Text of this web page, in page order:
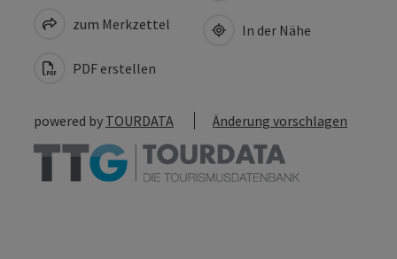
zum Merkzettel
PDF erstellen
In der Nähe
powered by TOURDATA Änderung vorschlagen